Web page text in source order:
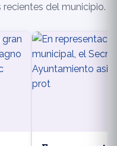
del municipio.